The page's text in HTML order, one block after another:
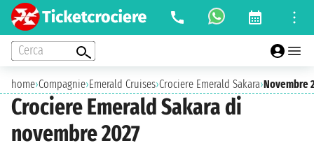
Cerca
home›Compagnie›Emerald Cruises›Crociere Emerald Sakara›Novembre
Crociere Emerald Sakara di
novembre 2027